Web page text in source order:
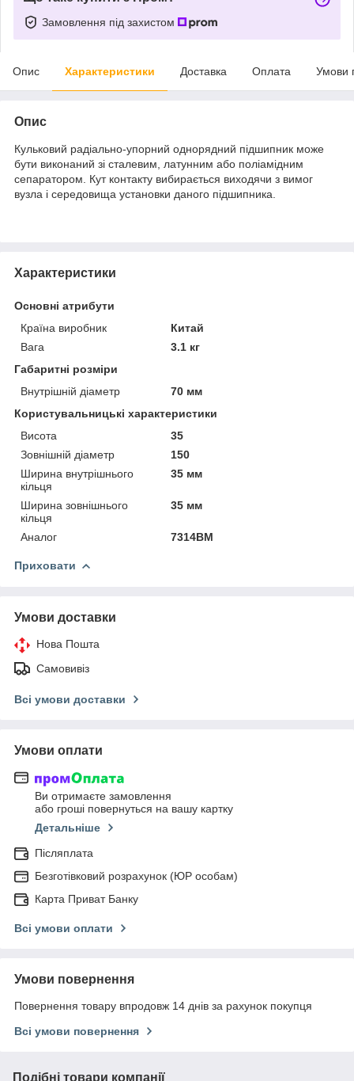
Замовлення під захистом
Опис Характеристики Доставка Оплата Умови
Опис
Кульковий радіально-упорний однорядний підшипник може
бути виконаний зі сталевим, латунним або поліамідним
сепаратором. Кут контакту вибирається виходячи з вимог
вузла і середовища установки даного підшипника.
Характеристики
Основні атрибути
Країна виробник
Китай
Вага
3.1 кг
Габаритні розміри
Внутрішній діаметр
70 мм
Користувальницькі характеристики
Висота
35
Зовнішній діаметр
150
Ширина внутрішнього
кільця
35 мм
Ширина зовнішнього
кільця
35 мм
Аналог 7314ВМ
Приховати
Умови доставки
Нова Пошта
Самовивіз
Всі умови доставки
Умови оплати
Ви отримаєте замовлення
або гроші повернуться на вашу картку
Детальніше
Післяплата
Безготівковий розрахунок (ЮР особам)
Карта Приват Банку
Всі умови оплати
Умови повернення
Повернення товару впродовж 14 днів за рахунок покупця
Всі умови повернення
Подібні товари компанії